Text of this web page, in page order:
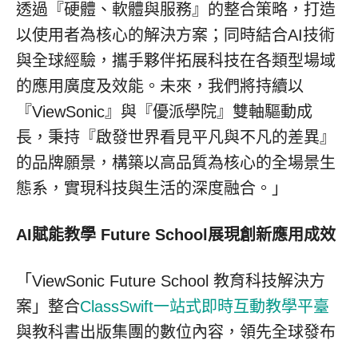
透過『硬體、軟體與服務』的整合策略，打造
以使用者為核心的解決方案；同時結合AI技術
與全球經驗，攜手夥伴拓展科技在各類型場域
的應用廣度及效能。未來，我們將持續以
『ViewSonic』與『優派學院』雙軸驅動成
長，秉持『啟發世界看見平凡與不凡的差異』
的品牌願景，構築以高品質為核心的全場景生
態系，實現科技與生活的深度融合。」
AI賦能教學 Future School 展現創新應用成效
「ViewSonic Future School 教育科技解決方
案」整合ClassSwift一站式即時互動教學平臺
與教科書出版集團的數位內容，領先全球發布